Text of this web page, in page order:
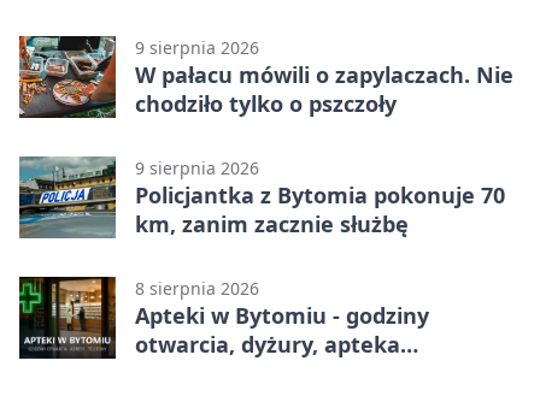
9 sierpnia 2026
W pałacu mówili o zapylaczach. Nie
chodziło tylko o pszczoły
9 sierpnia 2026
Policjantka z Bytomia pokonuje 70
km, zanim zacznie służbę
8 sierpnia 2026
Apteki w Bytomiu - godziny
otwarcia, dyżury, apteka